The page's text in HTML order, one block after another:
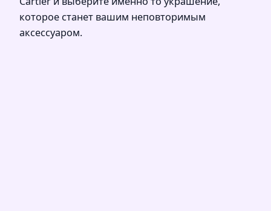
которое станет вашим неповторимым
аксессуаром.